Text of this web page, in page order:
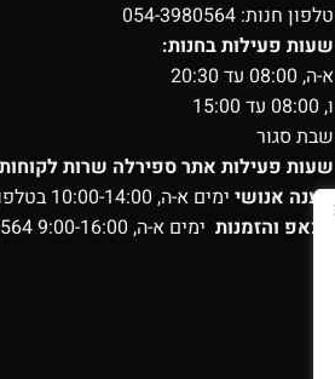
טלפון חנות: 054-3980564
שעות פעילות בחנות:
א-ה, 08:00 עד 20:30
ו, 08:00 עד 15:00
שבת סגור
שעות פעילות אתר ספירלה שרות
מענה אנושי ימים א-ה, 10:00-14:00 בטלפון:
ווצאפ והזמנות ימים א-ה, 9:00-16:00